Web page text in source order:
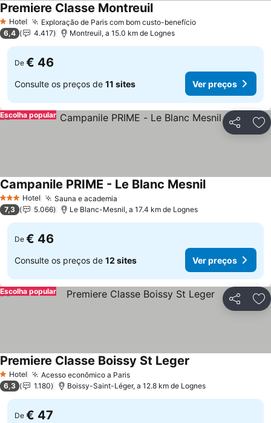
1 Estrelas
Hotel Exploração de Paris com bom custo-benefícioVer preços
Premiere Classe MontreuilVer preços
6,4 4.417 Montreuil, a 15.0 km de Lognes
De € 46
Consulte os preços de 11 sites Ver preços
Partilhar
Escolha popular
3 EstrelasHotel Sauna e academia
Campanile PRIME - Le Blanc MesnilVer preços
7,3 5.066 Le Blanc-Mesnil, a 17.4 km de Lognes
De € 46
Consulte os preços de 12 sites Ver preços
Partilhar
Escolha popular
1 Estrelas
Hotel Acesso econômico a ParisVer preços
Premiere Classe Boissy St Leger
6,3 1.180 Boissy-Saint-Léger, a 12.8 km de Lognes
De € 47